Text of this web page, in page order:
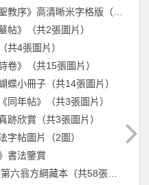
帖》（共2張圖片）
共4張圖片）
卷》（共15張圖片）
蝶小冊子（共14張圖片）
同年帖》（共3張圖片）
跡欣賞（共3張圖片）
字帖圖片（2圖）
書法鑒賞
宋拓大觀帖 歷代名臣法帖第六翁方綱藏本（共58張圖片）